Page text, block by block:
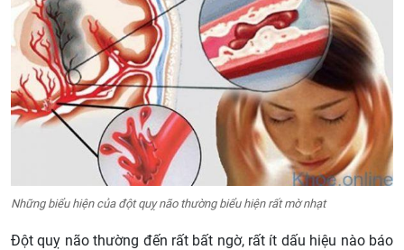
Những biểu hiện của đột quỵ não thường biểu hiện rất mờ nhạt
Đột quỵ não thường đến rất bất ngờ, rất ít dấu hiệu nào báo